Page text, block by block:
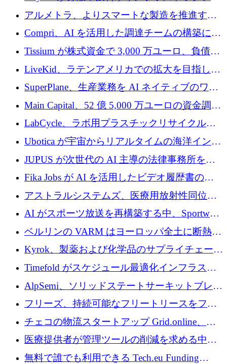
プラットフォームを拡張するために 242 万ユ
ーロを調達
アルメトラ、よりスマートな製造を推進する
ためにシリーズ A で 1,630 万ユーロを確保
Compri、AI を活用した調達チームの構築に
320 万ユーロを確保
Tissium が株式資金で 3,000 万ユーロ、負債で
3,000 万ユーロを調達
LiveKid、ラテンアメリカでの拡大を目指して
Aldea を買収
SuperPlane、生産業務を AI ネイティブのワー
クフロー層に変えるために 260 万ドルを確保
Main Capital、52 億 5,000 万ユーロの資金調達
でエンタープライズ ソフトウェアの開発を倍
LabCycle、ラボ用プラスチックリサイクルシ
ステムを商業化し、焼却廃棄物を削減するた
めに43万ポンドを確保
Ubotica が宇宙からリアルタイムの海洋インテ
リジェンスを拡張するために 1,100 万ドルを
JUPUS が次世代の AI 主導の法律事務所を強
化するために 1,300 万ユーロを調達
Fika Jobs が AI を活用したビデオ履歴書のた
めに 400 万ドルを調達
アストラルシステムズ、医療用放射性同位元
素の世界的な不足に対処するために2,300万ポ
ンドを調達
AI がスポーツ放送を再構築する中、Sportway
が 2,000 万ユーロを調達
ベルリンの VARM はヨーロッパ全土に断熱材
を拡張するために 1,750 万ユーロを投資
Kyrok、製薬および化学品のサプライチェーン
に AI を導入するために 310 万ユーロを確保
Timefold がスケジュール最適化インフラスト
ラクチャを拡張するためにシリーズ A で
1,300 万ドルを調達
AlpSemi、ソリッドステートサーキットブレー
カー技術の進歩のために1,700万ユーロを調達
フリーズ、持続可能なフリートリースをフラ
ンス全土に拡大するために1,300万ユーロを確
保
チェコの物流スタートアップ Grid.online、配
送量が 1 年で 10 倍に増加し、400 万ユーロの
医療提供者が管理ツールの削減を求める中、
a16z が Prosper AI を 3,000 万ドルで支援
無料で誰でも利用できる Tech.eu Funding